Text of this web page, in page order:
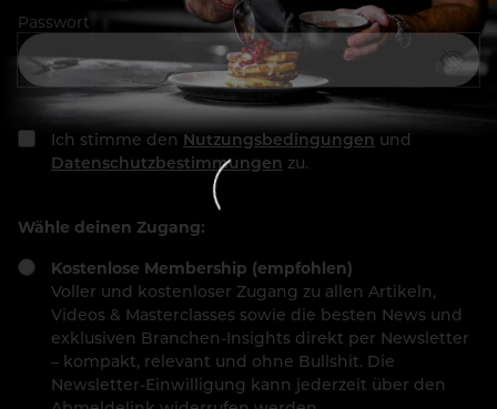
Passwort
Ich stimme den Nutzungsbedingungen und
Datenschutzbestimmungen zu.
Wähle deinen Zugang:
Kostenlose Membership (empfohlen)
Voller und kostenloser Zugang zu allen Artikeln,
Videos & Masterclasses sowie die besten News und
exklusiven Branchen-Insights direkt per Newsletter
– kompakt, relevant und ohne Bullshit. Die
Newsletter-Einwilligung kann jederzeit über den